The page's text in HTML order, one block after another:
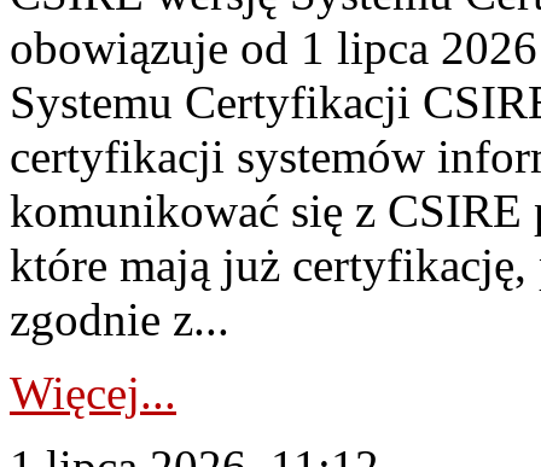
obowiązuje od 1 lipca
Systemu Certyfikacji
certyfikacji systemów
komunikować się z
które mają już
zgodnie z...
Więcej...